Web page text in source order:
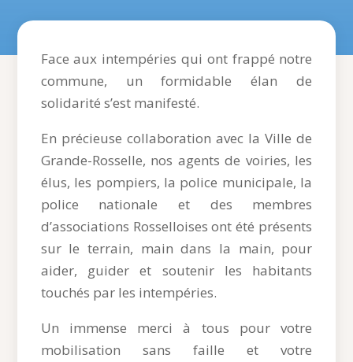
Face aux intempéries qui ont frappé notre
commune, un formidable élan de
solidarité s’est manifesté.
En précieuse collaboration avec la Ville de
Grande-Rosselle, nos agents de voiries, les
élus, les pompiers, la police municipale, la
police nationale et des membres
d’associations Rosselloises ont été présents
sur le terrain, main dans la main, pour
aider, guider et soutenir les habitants
touchés par les intempéries.
Un immense merci à tous pour votre
mobilisation sans faille et votre